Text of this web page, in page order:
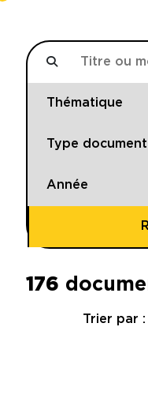
176
Trier par :